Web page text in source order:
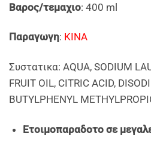
Βαρος/τεμαχιο: 400 ml
Παραγωγη: ΚΙΝΑ
Συστατικα: AQUA, SODIUM
FRUIT OIL, CITRIC ACID,
BUTYLPHENYL
Ετοιμοπαραδοτο σε